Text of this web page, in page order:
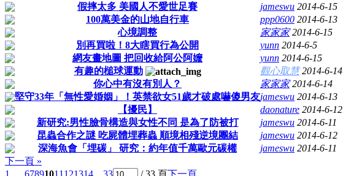
假摔太多 美國人不愛世足賽
jameswu 2014-6-15
100萬美金的山地自行車
ppp0600 2014-6-13
心境調整
家家家 2014-6-15
別再買啦！8大瞎買行為公開
yunn 2014-6-5
網友畫地圖 把回收給阿公阿嬤
yunn 2014-6-15
有趣的槌球運動
觀心取慧 2014-6-14
你心中有沒有別人？
家家家 2014-6-14
堅守33年「無性愛婚姻」！英禁欲女51歲才破處嚇傻男友jameswu 2014-6-13
【擾民】
daonature 2014-6-12
新研究:男性臉骨構造與女性不同 是為了防被打
jameswu 2014-6-11
昆蟲合作之謎 吃屍體埋葬蟲 順境相殘逆境團結
jameswu 2014-6-12
深海魚會「埋碳」 研究：約年值千萬歐元碳權
jameswu 2014-6-11
下一頁 »
1 ...
67891011 121314 ... 33 / 33 頁下一頁